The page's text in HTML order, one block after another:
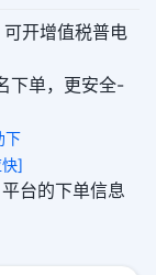
开增值税普电
下单，更安全-
下
]
台的下单信息